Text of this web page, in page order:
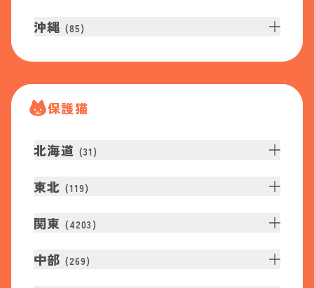
沖縄 (85)
保護猫
北海道 (31 )
東北 (119)
関東 (4203 )
中部 (269)